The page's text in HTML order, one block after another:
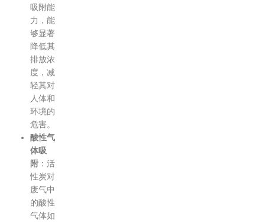
吸附能
力，能
够显著
降低其
排放浓
度，减
轻其对
人体和
环境的
危害。
酸性气
体吸
附 ：活
性炭对
废气中
的酸性
气体如